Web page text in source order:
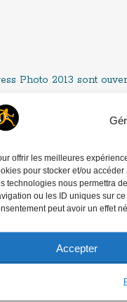
offrir les meilleures
pour stocker et/ou
technologies nous permettra
ou les ID uniques sur
peut avoir un effet
Accepter
Photo 2013 sont